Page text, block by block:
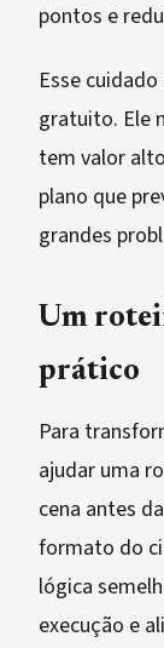
pontos e
Esse
gratuito. Ele
tem valor
plano que
grandes
Um
prático
Para
ajudar uma
cena antes
formato do
lógica
execução e